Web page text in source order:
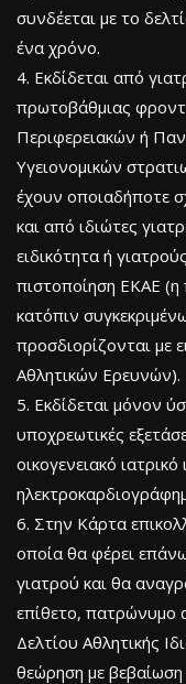
συνδέεται με το
ένα χρόνο.
4. Εκδίδεται από
πρωτοβάθμιας
Περιφερειακών ή
Υγειονομικών
έχουν οποιαδήποτε
και από ιδιώτες
ειδικότητα ή
πιστοποίηση ΕΚΑΕ (η
κατόπιν
προσδιορίζονται µε
Αθλητικών Ερευνών).
5. Εκδίδεται μόνον
υποχρεωτικές
οικογενειακό ιατρικό
6. Στην Κάρτα
οποία θα φέρει
γιατρού και θα
επίθετο, πατρώνυμο
Δελτίου Αθλητικής
θεώρηση µε